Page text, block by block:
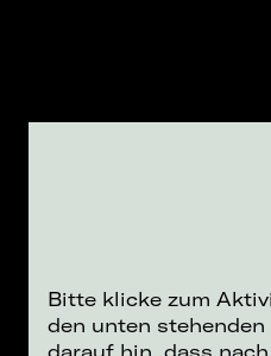
Bitte klicke zum
den unten stehenden
darauf hin, dass